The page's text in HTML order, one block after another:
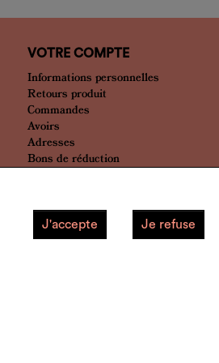
VOTRE COMPTE
Informations personnelles
Retours produit
Commandes
Avoirs
Adresses
Bons de réduction
J'accepte Je refuse